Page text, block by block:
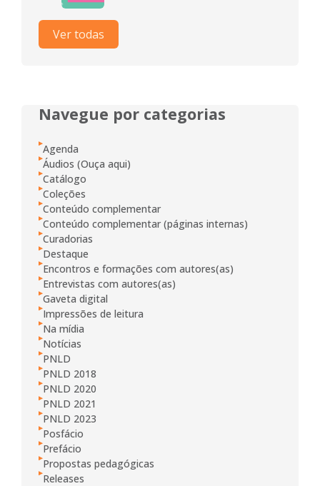
Ver todas
Navegue por categorias
Agenda
Áudios (Ouça aqui)
Catálogo
Coleções
Conteúdo complementar
Conteúdo complementar (páginas internas)
Curadorias
Destaque
Encontros e formações com autores(as)
Entrevistas com autores(as)
Gaveta digital
Impressões de leitura
Na mídia
Notícias
PNLD
PNLD 2018
PNLD 2020
PNLD 2021
PNLD 2023
Posfácio
Prefácio
Propostas pedagógicas
Releases